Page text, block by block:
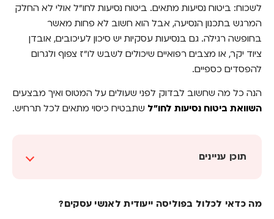
לשכוח: ביטוח נסיעות מתאים. ביטוח נסיעות לחו"ל אולי לא החלק
המרגש בתכנון הנסיעה, אבל הוא חשוב לא פחות מאשר
בחופשה רגילה. גם בנסיעות עסקיות יש סיכון לעיכובים, אובדן
ציוד יקר, או מצבים רפואיים שיכולים לשבש לו"ז צפוף ולגרום
להפסדים כספיים.
הנה כל מה שחשוב לבדוק לפני שעולים על המטוס ואיך מבצעים
השוואת ביטוח נסיעות לחו"ל שתבטיח כיסוי מתאים לכל תרחיש.
תוכן עניינים
התאמת הביטוח ליעד הנסיעה
מה כדאי לכלול בפוליסה ייעודית לאנשי עסקים?